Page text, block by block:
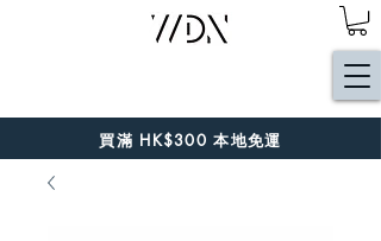
買滿 HK$300 本地免運